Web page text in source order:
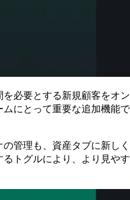
必要とする新規顧客をオン
にとって重要な追加機能で
管理も、資産タブに新しく
トグルにより、より見やす